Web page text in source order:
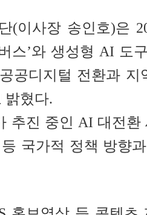
(이사장 송인호)은
스’와 생성형 AI 도
공디지털 전환과
밝혔다.
추진 중인 AI 대전
국가적 정책 방향